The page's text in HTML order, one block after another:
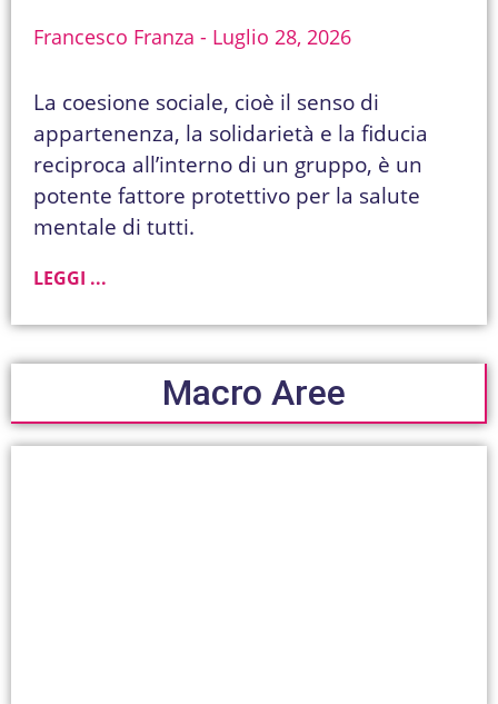
Francesco Franza Luglio 28, 2026
La coesione sociale, cioè il senso di
appartenenza, la solidarietà e la fiducia
reciproca all’interno di un gruppo, è un
potente fattore protettivo per la salute
mentale di tutti.
LEGGI ...
Macro Aree